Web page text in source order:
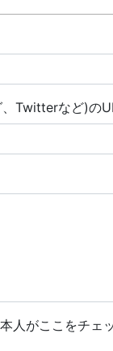
Twitterなど)の
人がここをチェ